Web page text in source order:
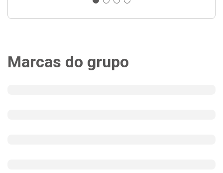
Marcas do grupo